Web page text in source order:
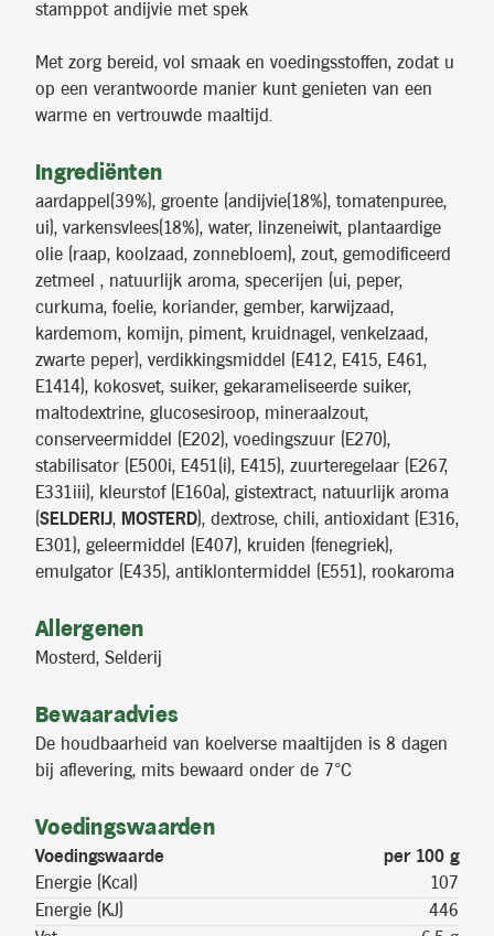
stamppot andijvie met spek
Met zorg bereid, vol smaak en voedingsstoffen, zodat u
op een verantwoorde manier kunt genieten van een
warme en vertrouwde maaltijd.
Ingrediënten
aardappel(39%), groente (andijvie(18%), tomatenpuree,
ui), varkensvlees(18%), water, linzeneiwit, plantaardige
olie (raap, koolzaad, zonnebloem), zout, gemodificeerd
zetmeel , natuurlijk aroma, specerijen (ui, peper,
curkuma, foelie, koriander, gember, karwijzaad,
kardemom, komijn, piment, kruidnagel, venkelzaad,
zwarte peper), verdikkingsmiddel (E412, E415, E461,
E1414), kokosvet, suiker, gekarameliseerde suiker,
maltodextrine, glucosesiroop, mineraalzout,
conserveermiddel (E202), voedingszuur (E270),
stabilisator (E500i, E451(i), E415), zuurteregelaar (E267,
E331iii), kleurstof (E160a), gistextract, natuurlijk aroma
(SELDERIJ, MOSTERD), dextrose, chili, antioxidant (E316,
E301), geleermiddel (E407), kruiden (fenegriek),
emulgator (E435), antiklontermiddel (E551), rookaroma
Allergenen
Mosterd, Selderij
Bewaaradvies
De houdbaarheid van koelverse maaltijden is 8 dagen
bij aflevering, mits bewaard onder de 7°C
Voedingswaarden
Voedingswaarde
per 100 g
Energie (Kcal)
107
Energie (KJ)
446